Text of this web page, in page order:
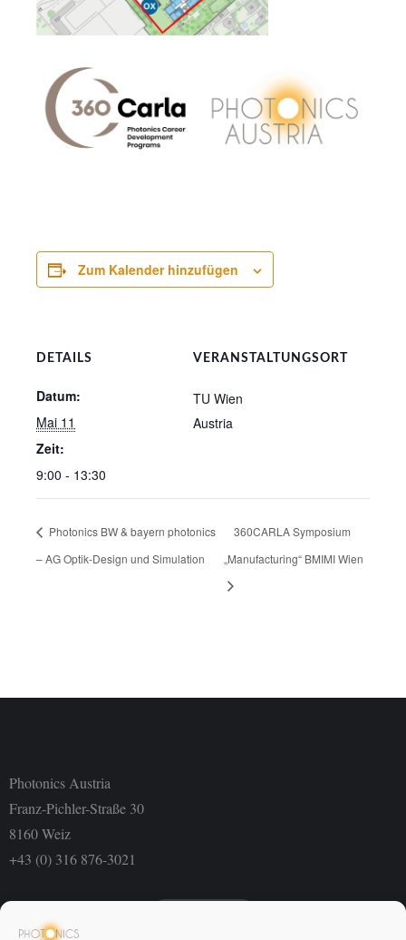
Zum Kalender hinzufügen
DETAILS
Datum:
Mai 11
Zeit:
9:00 - 13:30
VERANSTALTUNGSORT
TU Wien
Austria
Photonics BW & bayern photonics
– AG Optik-Design und Simulation
360CARLA Symposium
„Manufacturing“ BMIMI Wien
Photonics Austria
Franz-Pichler-Straße 30
8160 Weiz
+43 (0) 316 876-3021